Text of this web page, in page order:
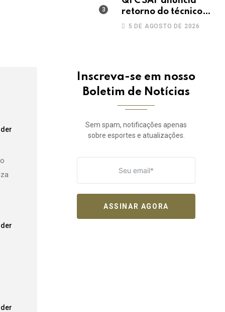
retorno do técnico
João Paulo para a
5 DE AGOSTO DE 2026
Inscreva-se em nosso
Boletim de Notícias
Sem spam, notificações apenas
sobre esportes e atualizações.
ASSINAR AGORA